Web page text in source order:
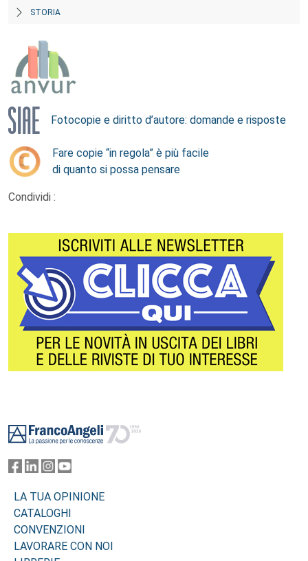
STORIA
Fotocopie e diritto d’autore: domande e risposte
Fare copie “in regola” è più facile
di quanto si possa pensare
Condividi :
LA TUA OPINIONE
CATALOGHI
CONVENZIONI
LAVORARE CON NOI